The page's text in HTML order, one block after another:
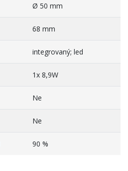
Ø 50 mm
68 mm
integrovaný; led
1x 8,9W
Ne
Ne
90 %